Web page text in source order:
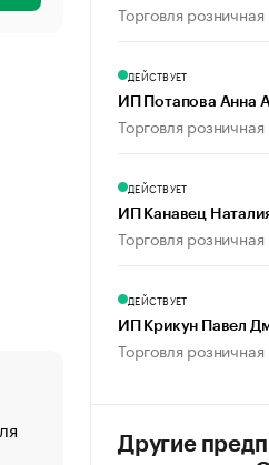
«От спорта тело
создавшей GTA
Торговля
ДЕЙСТВУЕТ
ИП Потапова Анна
Торговля
ДЕЙСТВУЕТ
ИП Канавец
Торговля
ДЕЙСТВУЕТ
ИП Крикун Павел
Торговля
Другие